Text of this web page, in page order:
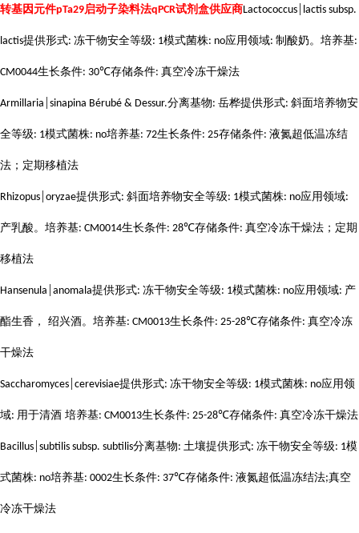
转基因元件pTa29启动子染料法qPCR试剂盒供应商Lactococcus│lactis subsp.
lactis提供形式: 冻干物安全等级: 1模式菌株: no应用领域: 制酸奶。培养基:
CM0044生长条件: 30℃存储条件: 真空冷冻干燥法
Armillaria│sinapina Bérubé & Dessur.分离基物: 岳桦提供形式: 斜面培养物安
全等级: 1模式菌株: no培养基: 72生长条件: 25存储条件: 液氮超低温冻结
法；定期移植法
Rhizopus│oryzae提供形式: 斜面培养物安全等级: 1模式菌株: no应用领域:
产乳酸。培养基: CM0014生长条件: 28℃存储条件: 真空冷冻干燥法；定期
移植法
Hansenula│anomala提供形式: 冻干物安全等级: 1模式菌株: no应用领域: 产
酯生香， 绍兴酒。培养基: CM0013生长条件: 25-28℃存储条件: 真空冷冻
干燥法
Saccharomyces│cerevisiae提供形式: 冻干物安全等级: 1模式菌株: no应用领
域: 用于清酒 培养基: CM0013生长条件: 25-28℃存储条件: 真空冷冻干燥法
Bacillus│subtilis subsp. subtilis分离基物: 土壤提供形式: 冻干物安全等级: 1模
式菌株: no培养基: 0002生长条件: 37℃存储条件: 液氮超低温冻结法;真空
冷冻干燥法